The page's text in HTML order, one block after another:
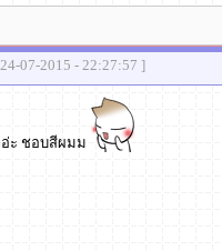
07-2015 - 22:27:57 ]
ะ ชอบสีผมม